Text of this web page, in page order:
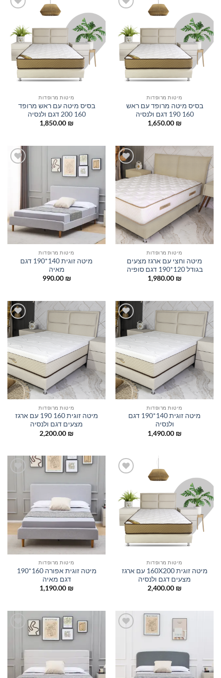
שאהבתי
מיטות מרופדות
בסיס מיטה מרופד עם ראש
160 190 דגם ולנסיה
1,650.00 ₪
שאהבתי
מיטות מרופדות
בסיס מיטה עם ראש מרופד
160 200 דגם ולנסיה
1,850.00 ₪
הוסף
למוצרים
שאהבתי
מיטות מרופדות
מיטה וחצי עם ארגז מצעים
בגודל 120*190 דגם סופיה
1,980.00 ₪
מיטות מרופדות
מיטה זוגית 140*190 דגם
מאיה
990.00 ₪
הוסף
למוצרים
שאהבתי
מיטות מרופדות
מיטה זוגית 140*190 דגם
ולנסיה
1,490.00 ₪
הוסף
למוצרים
שאהבתי
מיטות מרופדות
מיטה זוגית 160 190 עם ארגז
מצעים דגם ולנסיה
2,200.00 ₪
שאהבתי
מיטות מרופדות
מיטה זוגית 160X200 עם ארגז
מצעים דגם ולנסיה
2,400.00 ₪
שאהבתי
מיטות מרופדות
מיטה זוגית אפורה 160*190
דגם מאיה
1,190.00 ₪